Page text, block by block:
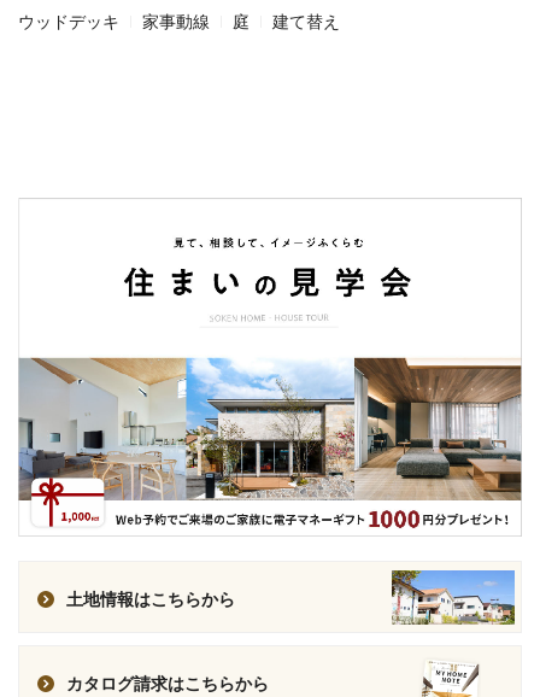
ウッドデッキ 家事動線 庭 建て替え
土地情報はこちらから
カタログ請求はこちらから